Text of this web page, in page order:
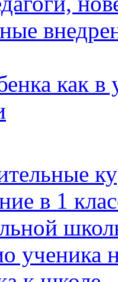
как
в 1
ученика